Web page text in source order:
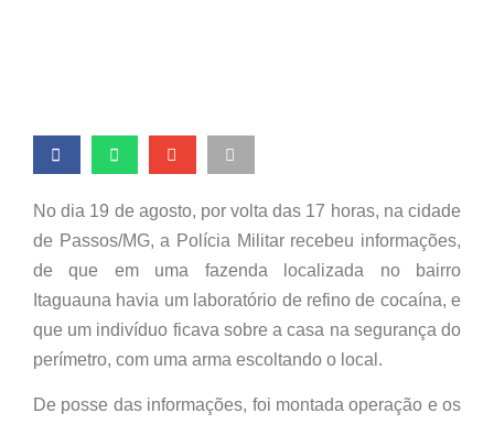
No dia 19 de agosto, por volta das 17 horas, na cidade
de Passos/MG, a Polícia Militar recebeu informações,
de que em uma fazenda localizada no bairro
Itaguauna havia um laboratório de refino de cocaína, e
que um indivíduo ficava sobre a casa na segurança do
perímetro, com uma arma escoltando o local.
De posse das informações, foi montada operação e os